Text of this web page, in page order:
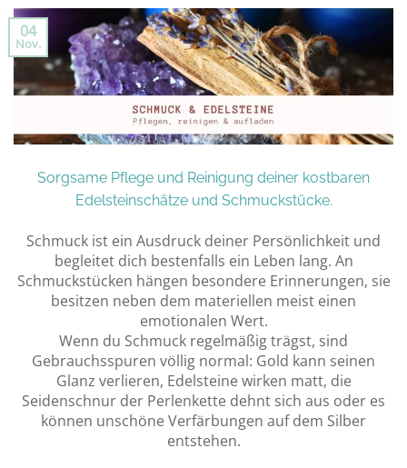
04
Nov.
Sorgsame Pflege und Reinigung deiner kostbaren
Edelsteinschätze und Schmuckstücke.
Schmuck ist ein Ausdruck deiner Persönlichkeit und
begleitet dich bestenfalls ein Leben lang. An
Schmuckstücken hängen besondere Erinnerungen, sie
besitzen neben dem materiellen meist einen
emotionalen Wert.
Wenn du Schmuck regelmäßig trägst, sind
Gebrauchsspuren völlig normal: Gold kann seinen
Glanz verlieren, Edelsteine wirken matt, die
Seidenschnur der Perlenkette dehnt sich aus oder es
können unschöne Verfärbungen auf dem Silber
entstehen.